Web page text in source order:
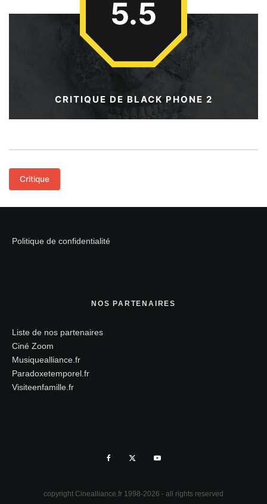
CRITIQUE DE BLACK PHONE 2
5.5
Critique
Politique de confidentialité
NOS PARTENAIRES
Liste de nos partenaires
Ciné Zoom
Musiquealliance.fr
Paradoxetemporel.fr
Visiteenfamille.fr
copyright Cinealliance.fr 1998-2026 - all rights reserved